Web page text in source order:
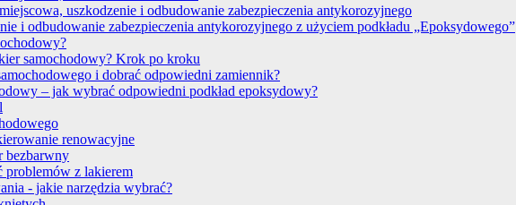
uszkodzenie i odbudowanie zabezpieczenia antykorozyjnego
i odbudowanie zabezpieczenia antykorozyjnego z użyciem podkładu „Epoksydowego”
samochodowy? Krok po kroku
i dobrać odpowiedni zamiennik?
– jak wybrać odpowiedni podkład epoksydowy?
renowacyjne
bezbarwny
problemów z lakierem
- jakie narzędzia wybrać?